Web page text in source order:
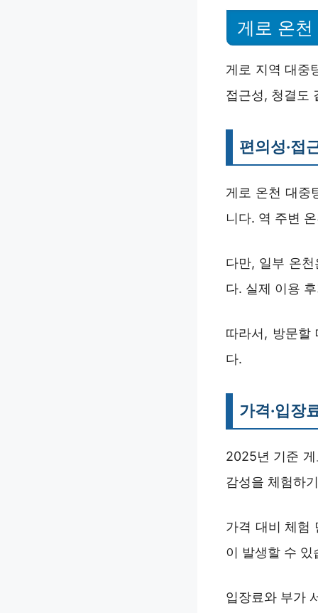
게로 온
게로 지역 대중
접근성, 청결도
편의성·접
게로 온천 대중
니다. 역 주변
다만, 일부 온
다. 실제 이용
따라서, 방문할
다.
가격·입장
2025년 기준
감성을 체험하
가격 대비 체험
이 발생할 수
입장료와 부가